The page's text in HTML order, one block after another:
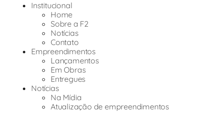
Institucional
Home
Sobre a F2
Notícias
Contato
Empreendimentos
Lançamentos
Em Obras
Entregues
Notícias
Na Mídia
Atualização de empreendimentos